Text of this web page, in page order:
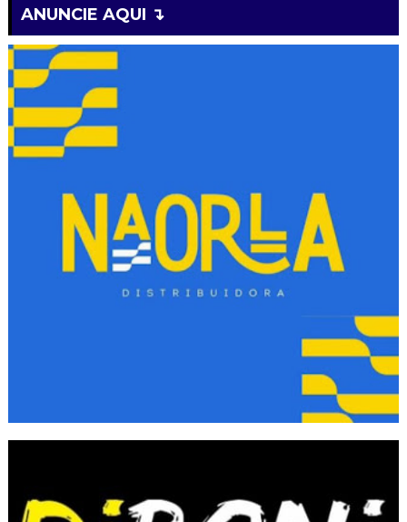
ANUNCIE AQUI ↴